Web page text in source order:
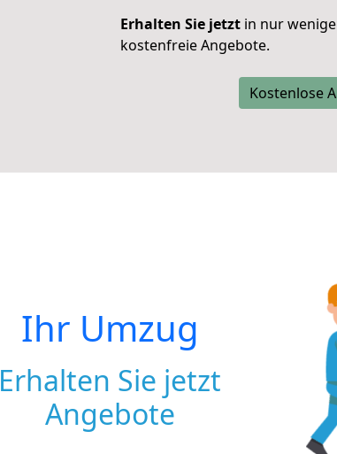
Erhalten Sie jetzt in nur
kostenfreie Angebote.
Kostenlose
Ihr Umzug
Erhalten Sie jetzt
Angebote